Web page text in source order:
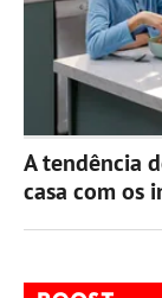
A tendência
casa com os